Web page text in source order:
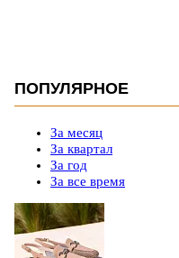
ПОПУЛЯРНОЕ
За месяц
За квартал
За год
За все время